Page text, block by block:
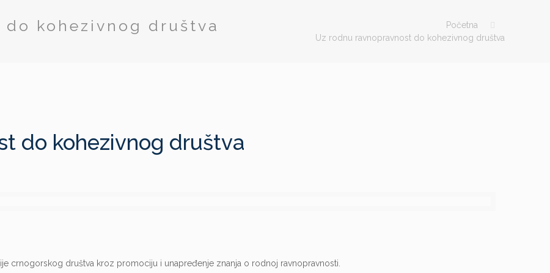
kohezivnog društva
Početna
Uz rodnu ravnopravnost do kohezivnog društva
do kohezivnog društva
crnogorskog društva kroz promociju i unapređenje znanja o rodnoj ravnopravnosti.